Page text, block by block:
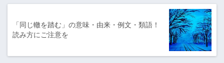
「同じ轍を踏む」の意味・由来・例文・類語！
読み方にご注意を